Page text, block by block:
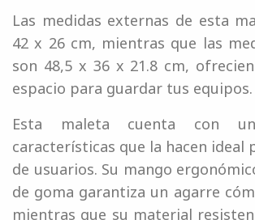
Las medidas externas de esta
42 x 26 cm, mientras que las
son 48,5 x 36 x 21.8 cm,
espacio para guardar tus equipos.
Esta maleta cuenta con
características que la hacen ideal
de usuarios. Su mango
de goma garantiza un agarre
mientras que su material